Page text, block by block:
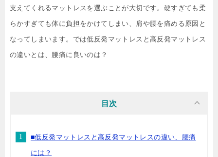
支えてくれるマットレスを選ぶことが大切です。硬すぎても柔
らかすぎても体に負担をかけてしまい、肩や腰を痛める原因と
なってしまいます。では低反発マットレスと高反発マットレス
の違いとは、腰痛に良いのは？
目次
■低反発マットレスと高反発マットレスの違い、腰痛
には？